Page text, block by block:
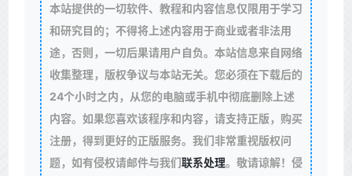
本站提供的一切软件、教程和内容信息仅限用于学习
和研究目的；不得将上述内容用于商业或者非法用
途，否则，一切后果请用户自负。本站信息来自网络
收集整理，版权争议与本站无关。您必须在下载后的
24个小时之内，从您的电脑或手机中彻底删除上述
内容。如果您喜欢该程序和内容，请支持正版，购买
注册，得到更好的正版服务。我们非常重视版权问
题，如有侵权请邮件与我们联系处理。敬请谅解！侵